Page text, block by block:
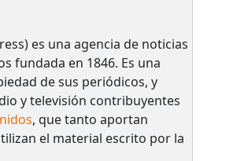
es una agencia de noticias
fundada en 1846. Es una
de sus periódicos, y
y televisión contribuyentes
, que tanto aportan
el material escrito por la